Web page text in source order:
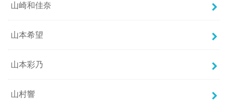
山崎和佳奈
山本希望
山本彩乃
山村響